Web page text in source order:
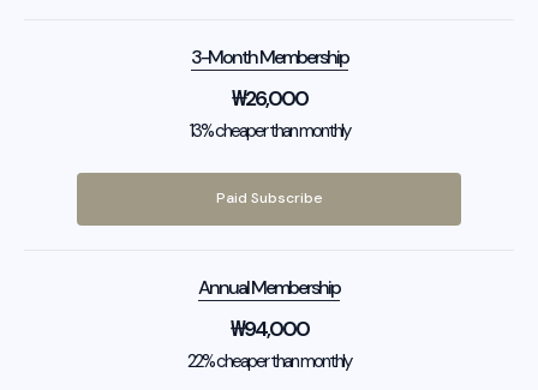
3-Month Membership
₩26,000
13% cheaper than monthly
Paid Subscribe
Annual Membership
₩94,000
22% cheaper than monthly